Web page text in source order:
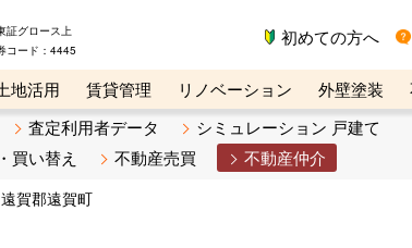
証グロース上
ード：4445
初めての方へ
地活用 賃貸管理 リノベーション 外壁塗装
リビンマガジンBiz 不動産売却ご相談デスク
査定利用者データ
シミュレーション 戸建て
買い替え 不動産売買 不動産仲介
遠賀郡遠賀町